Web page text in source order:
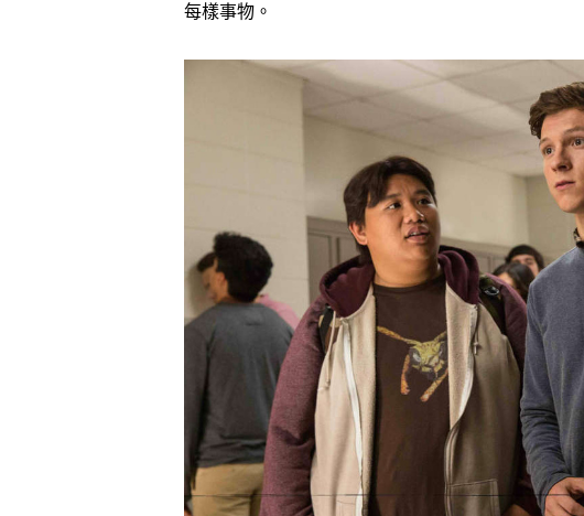
每樣事物。